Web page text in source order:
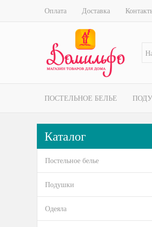
Оплата Доставка
ПОСТЕЛЬНОЕ БЕЛЬЕ
Каталог
Постельное белье
Подушки
Одеяла